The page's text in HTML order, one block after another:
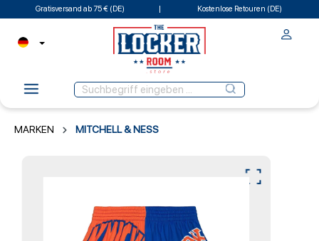
Gratisversand ab 75 € (DE) Kostenlose Retouren (DE)
MARKEN MITCHELL & NESS